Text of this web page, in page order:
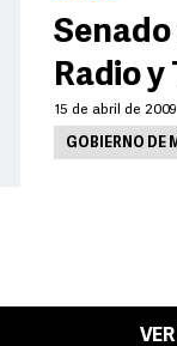
Radio
15 de abril de
GOBIERNO DE